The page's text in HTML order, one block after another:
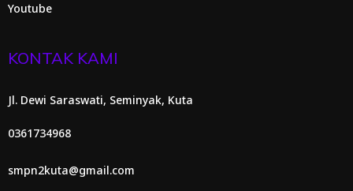
Youtube
KONTAK KAMI
Jl. Dewi Saraswati, Seminyak, Kuta
0361734968
smpn2kuta@gmail.com